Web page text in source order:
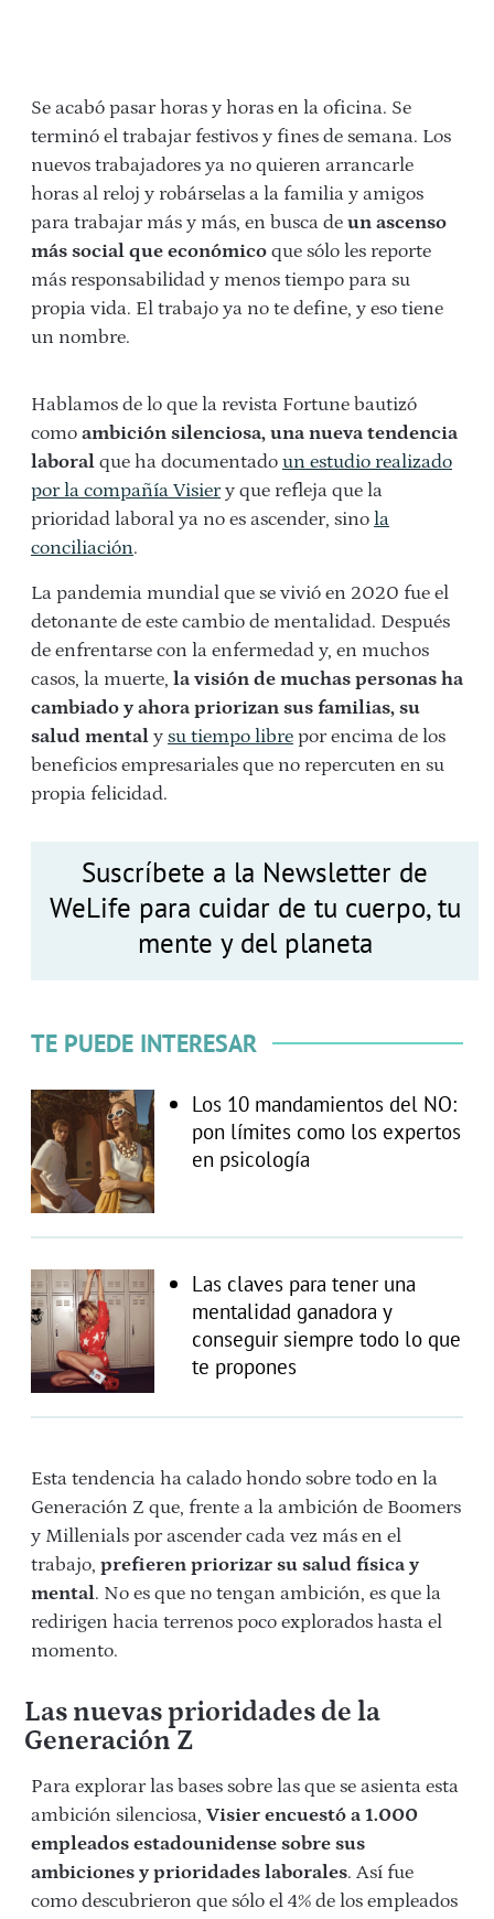
Se acabó pasar horas y horas en la oficina. Se
terminó el trabajar festivos y fines de semana. Los
nuevos trabajadores ya no quieren arrancarle
horas al reloj y robárselas a la familia y amigos
para trabajar más y más, en busca de un ascenso
más social que económico que sólo les reporte
más responsabilidad y menos tiempo para su
propia vida. El trabajo ya no te define, y eso tiene
un nombre.
Hablamos de lo que la revista Fortune bautizó
como ambición silenciosa, una nueva tendencia
laboral que ha documentado un estudio realizado
por la compañía Visiery que refleja que la
prioridad laboral ya no es ascender, sino la
conciliación.
La pandemia mundial que se vivió en 2020 fue el
detonante de este cambio de mentalidad. Después
de enfrentarse con la enfermedad y, en muchos
casos, la muerte, la visión de muchas personas ha
cambiado y ahora priorizan sus familias, su
salud mental y su tiempo libre por encima de los
beneficios empresariales que no repercuten en su
propia felicidad.
Suscríbete a la Newsletter de
WeLife para cuidar de tu cuerpo, tu
mente y del planeta
TE PUEDE INTERESAR
Los 10 mandamientos del NO:
pon límites como los expertos
en psicología
Las claves para tener una
mentalidad ganadora y
conseguir siempre todo lo que
te propones
Esta tendencia ha calado hondo sobre todo en la
Generación Z que, frente a la ambición de Boomers
y Millenials por ascender cada vez más en el
trabajo, prefieren priorizar su salud física y
mental. No es que no tengan ambición, es que la
redirigen hacia terrenos poco explorados hasta el
momento.
Las nuevas prioridades de la
Generación Z
Para explorar las bases sobre las que se asienta esta
ambición silenciosa, Visier encuestó a 1.000
empleados estadounidense sobre sus
ambiciones y prioridades laborales. Así fue
como descubrieron que sólo el 4% de los empleados